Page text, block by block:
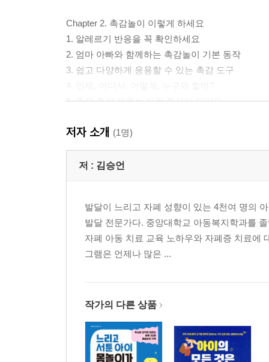
Chapter 2. 촉감놀이 이렇게 하세요
1. 알레르기 반응을 꼭 확인하세요
2. 엄마 아빠와 함께하는 촉감놀이 기본 동작
3. 쉽고 다양하게 응용할 수 있는 촉감 도구
5. 좋은 촉감 재료는 이런 특성이 있어요
7. 우리 아이 반응에 따라 달라지는 촉감놀이
8. 엄두가 안 나는 엄마 아빠를 위한 촉감놀이 시작
2. 아이가 촉감 재료를 자꾸 입에 넣어요
3. 아이가 시작하자마자 닦아 달라고 하는데, 원하
4. 자기가 하고 싶은 방법으로만 반복해요. 하고 싶
2. 포슬포슬 가루야
밀가루 | 전분 | 빵가루 | 쌀가루와 찹쌀가루 | 황토
미숫가루 | 짜장가루 | 커피가루
3. 길쭉길쭉 면이네
저자 소개 (1명)
저 : 김승언
발달이 느리고 자폐 성향이 있는 4천여 명의
발달 전문가다. 중앙대학교 아동복지학과를
자폐 아동 치료 교육 노하우와 자폐증 치료에
그램은 언제나 많은 ...
작가의 다른 상품